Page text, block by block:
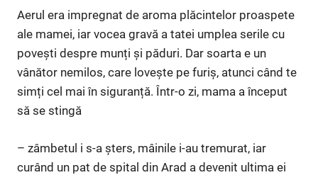
Aerul era impregnat de aroma plăcintelor proaspete
ale mamei, iar vocea gravă a tatei umplea serile cu
povești despre munți și păduri. Dar soarta e un
vânător nemilos, care lovește pe furiș, atunci când te
simți cel mai în siguranță. Într-o zi, mama a început
să se stingă
– zâmbetul i s-a șters, mâinile i-au tremurat, iar
curând un pat de spital din Arad a devenit ultima ei